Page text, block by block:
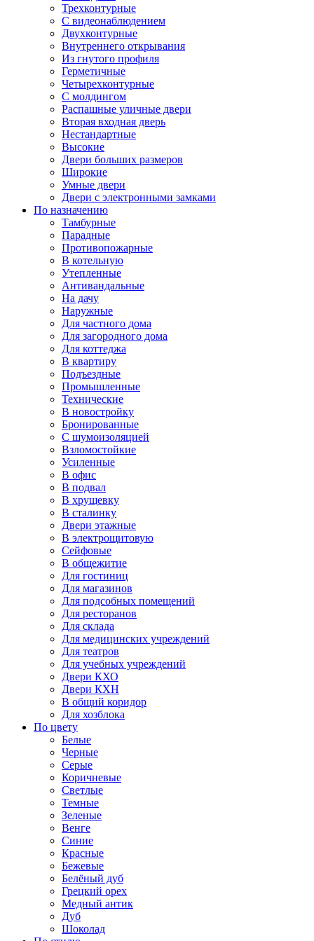
Трехконтурные
С видеонаблюдением
Двухконтурные
Внутреннего открывания
Из гнутого профиля
Герметичные
Четырехконтурные
С молдингом
Распашные уличные двери
Вторая входная дверь
Нестандартные
Высокие
Двери больших размеров
Широкие
Умные двери
Двери с электронными замками
По назначению
Тамбурные
Парадные
Противопожарные
В котельную
Утепленные
Антивандальные
На дачу
Наружные
Для частного дома
Для загородного дома
Для коттеджа
В квартиру
Подъездные
Промышленные
Технические
В новостройку
Бронированные
С шумоизоляцией
Взломостойкие
Усиленные
В офис
В подвал
В хрущевку
В сталинку
Двери этажные
В электрощитовую
Сейфовые
В общежитие
Для гостиниц
Для магазинов
Для подсобных помещений
Для ресторанов
Для склада
Для медицинских учреждений
Для театров
Для учебных учреждений
Двери КХО
Двери КХН
В общий коридор
Для хозблока
По цвету
Белые
Черные
Серые
Коричневые
Светлые
Темные
Зеленые
Венге
Синие
Красные
Бежевые
Белёный дуб
Грецкий орех
Медный антик
Дуб
Шоколад